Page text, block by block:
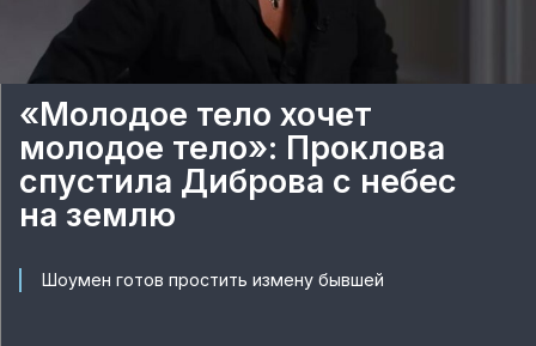
«Молодое тело хочет
молодое тело»: Проклова
спустила Диброва с небес
на землю
Шоумен готов простить измену бывшей